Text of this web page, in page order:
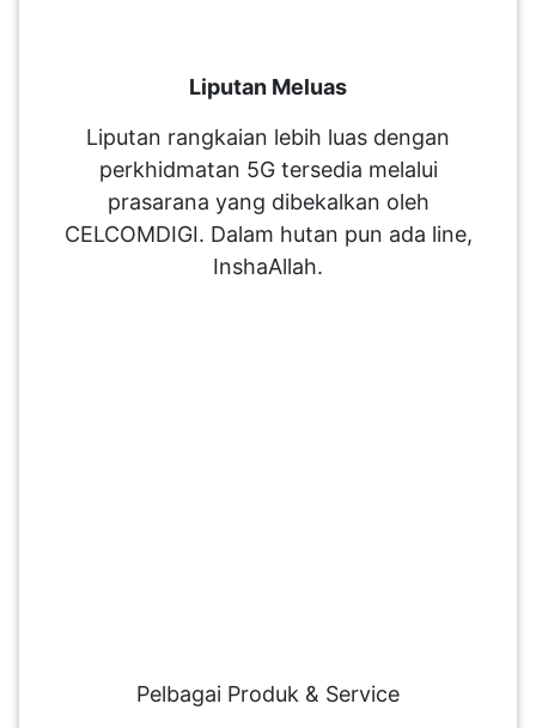
Liputan Meluas
Liputan rangkaian lebih luas dengan
perkhidmatan 5G tersedia melalui
prasarana yang dibekalkan oleh
CELCOMDIGI. Dalam hutan pun ada line,
InshaAllah.
Pelbagai Produk & Service